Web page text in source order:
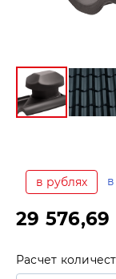
в рублях
29 576,69
Расчет